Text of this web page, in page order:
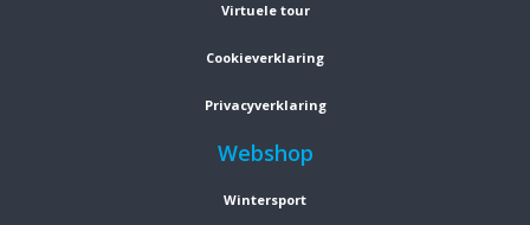
Virtuele tour
Cookieverklaring
Privacyverklaring
Webshop
Wintersport